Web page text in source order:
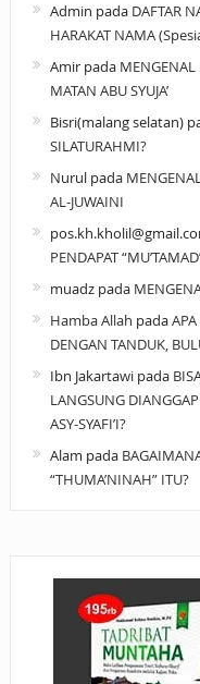
Admin pada DAFTAR
HARAKAT NAMA
Amirpada MENGENAL
MATAN ABU SYUJA’
Bisri(malang selatan)
SILATURAHMI?
Nurulpada
AL-JUWAINI
PENDAPAT
muadzpada
Hamba Allah pada
DENGAN TANDUK,
Ibn Jakartawipada
LANGSUNG DIANGGAP
ASY-SYAFI’I?
Alam pada
“THUMA’NINAH” ITU?